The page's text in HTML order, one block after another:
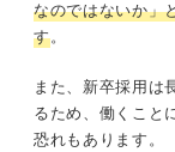
なのではないか」
す。
また、新卒採用は
るため、働くこと
恐れもあります。